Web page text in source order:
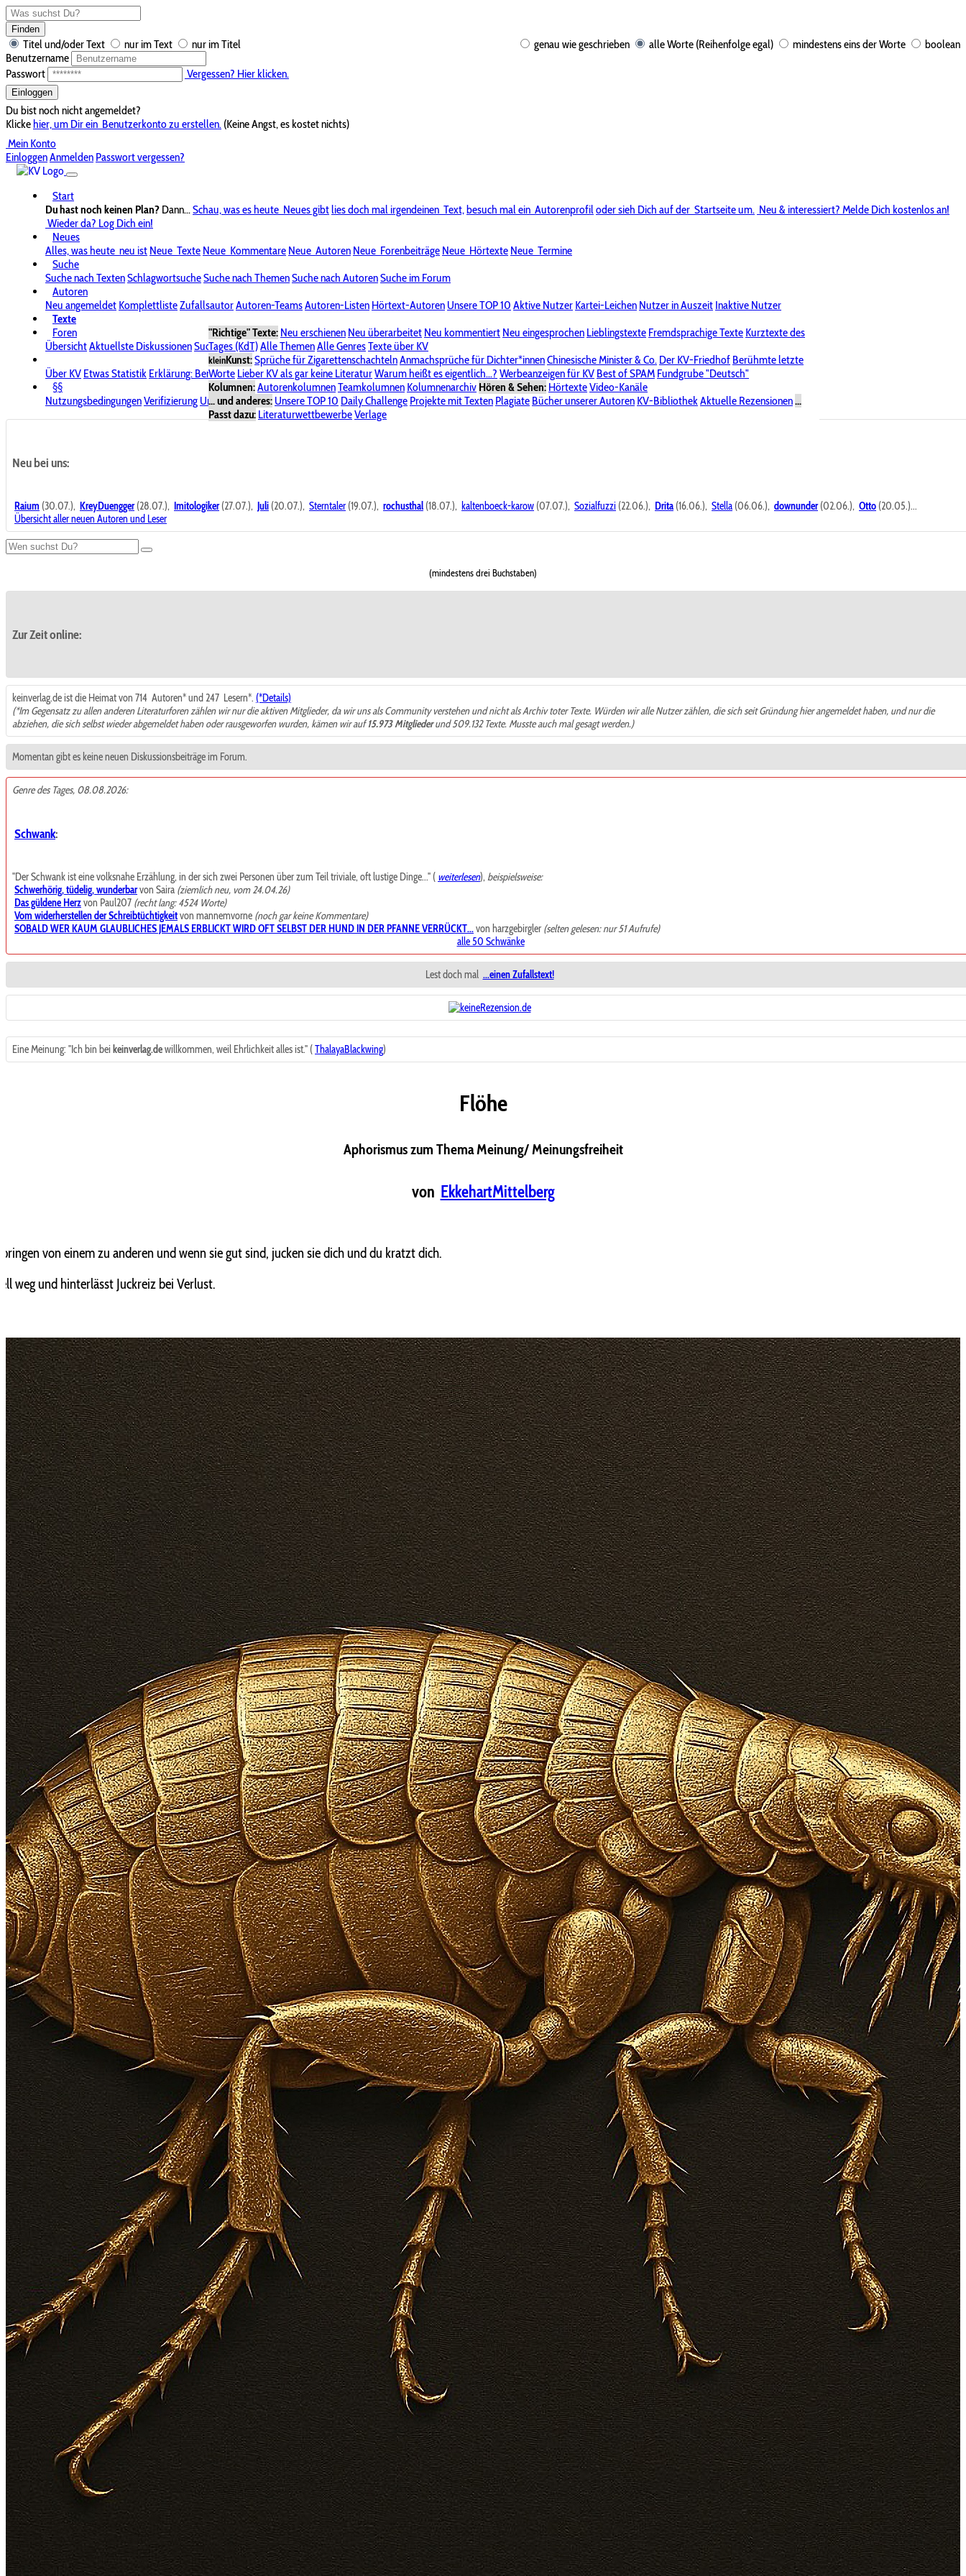
Finden
genau wie geschrieben alle Worte (Reihenfolge egal) mindestens eins der Worte boolean
Titel und/oder Text nur im Text
nur im Titel
Benutzername
Passwort
Vergessen? Hier klicken.
Einloggen
Du bist noch nicht angemeldet?
Klickehier, um Dir ein Benutzerkonto zu erstellen. (Keine Angst, es kostet nichts)
Mein Konto
EinloggenAnmelden Passwort vergessen?
Start
Du hast noch keinen Plan? Dann...Schau, was es heute Neues gibtlies doch mal irgendeinen Text,besuch mal ein Autorenprofiloder sieh Dich auf der Startseite um. Neu & interessiert? Melde Dich kostenlos an!
Wieder da? Log Dich ein!
Neues
Alles, was heute neu ist Neue Texte Neue Kommentare Neue Autoren Neue Forenbeiträge Neue Hörtexte Neue Termine
Suche
Suche nach TextenSchlagwortsucheSuche nach ThemenSuche nach AutorenSuche im Forum
Autoren
Neu angemeldet KomplettlisteZufallsautorAutoren-TeamsAutoren-Listen Hörtext-Autoren Unsere TOP 10 Aktive Nutzer Kartei-Leichen Nutzer in Auszeit Inaktive Nutzer
Texte
"Richtige" Texte: Neu erschienen Neu überarbeitet Neu kommentiert Neu eingesprochen Lieblingstexte Fremdsprachige Texte Kurztexte des
Tages (KdT)Alle ThemenAlle GenresTexte über KV
kleinKunst:Sprüche für ZigarettenschachtelnAnmachsprüche für Dichter*innenChinesische Minister & Co. Der KV-Friedhof Berühmte letzte
Worte Lieber KV als gar keine LiteraturWarum heißt es eigentlich...? Werbeanzeigen für KV Best of SPAM Fundgrube "Deutsch"
Kolumnen:AutorenkolumnenTeamkolumnen Kolumnenarchiv Hören & Sehen: HörtexteVideo-Kanäle
... und anderes: Unsere TOP 10 Daily Challenge Projekte mit Texten Plagiate Bücher unserer Autoren KV-BibliothekAktuelle Rezensionen...
Passt dazu: LiteraturwettbewerbeVerlage
Foren
ÜbersichtAktuellste DiskussionenSuche im ForumBereich "KV-Board"Bereich "Literatur & Schreiberei"
Über KV Etwas Statistik Erklärung: BenutzersymboleSpende für KV Unsere SpenderlisteAlle Wege führen zu KVPasswort vergessen?
§§
NutzungsbedingungenVerifizierung UrheberrechtAvatare & BilderStalkingDatenschutzerklärungImpressum
Neu bei uns:
Raium (30.07.), KreyDuengger(28.07.), Imitologiker(27.07.), Juli (20.07.), Sterntaler (19.07.), rochusthal (18.07.), kaltenboeck-karow (07.07.), Sozialfuzzi (22.06.), Drita (16.06.), Stella (06.06.), downunder(02.06.), Otto (20.05.)...
Übersicht aller neuen Autoren und Leser
(mindestens drei Buchstaben)
Zur Zeit online:
keinverlag.de ist die Heimat von 714 Autoren* und 247 Lesern*. (*Details)
(*Im Gegensatz zu allen anderen Literaturforen zählen wir nur die aktiven Mitglieder, da wir uns als Community verstehen und nicht als Archiv toter Texte. Würden wir alle Nutzer zählen, die sich seit Gründung hier angemeldet haben, und nur die
abziehen, die sich selbst wieder abgemeldet haben oder rausgeworfen wurden, kämen wir auf15.973 Mitgliederund 509.132 Texte. Musste auch mal gesagt werden.)
Momentan gibt es keine neuen Diskussionsbeiträge im Forum.
Genre des Tages, 08.08.2026:
Schwank:
"Der Schwank ist eine volksnahe Erzählung, in der sich zwei Personen über zum Teil triviale, oft lustige Dinge..." ( weiterlesen),beispielsweise:
Schwerhörig, tüdelig, wunderbarvon Saira (ziemlich neu, vom 24.04.26)
Das güldene Herzvon Paul207 (recht lang: 4524 Worte)
Vom widerherstellen der Schreibtüchtigkeitvon mannemvorne (noch gar keine Kommentare)
SOBALD WER KAUM GLAUBLICHES JEMALS ERBLICKT WIRD OFT SELBST DER HUND IN DER PFANNE VERRÜCKT...von harzgebirgler (selten gelesen: nur 51 Aufrufe)
alle 50 Schwänke
Lest doch mal ...einen Zufallstext!
Eine Meinung: "Ich bin bei keinverlag.dewillkommen, weil Ehrlichkeit alles ist." (ThalayaBlackwing)
Flöhe
Aphorismus zum Thema Meinung/ Meinungsfreiheit
von EkkehartMittelberg
von einem zu anderen und wenn sie gut sind, jucken sie dich und du kratzt dich.
weg und hinterlässt Juckreiz bei Verlust.